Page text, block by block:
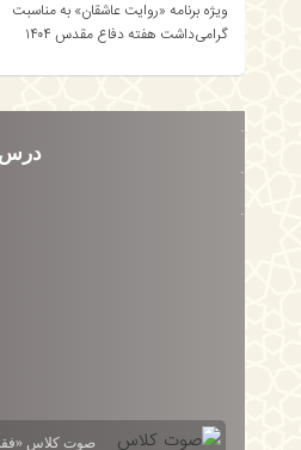
ویژه برنامه «روایت عاشقان» به مناسبت
گرامی‌داشت هفته دفاع مقدس ۱۴۰۴
درس اخلاق -۸آذر۱۴۰۲- آثار
.
.
.
صوت کلاس «فقه